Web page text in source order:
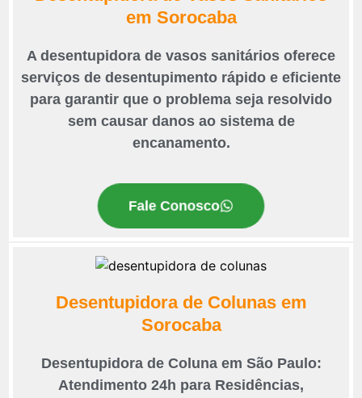
em Sorocaba
A desentupidora de vasos sanitários oferece
serviços de desentupimento rápido e eficiente
para garantir que o problema seja resolvido
sem causar danos ao sistema de
encanamento.
Fale Conosco
Desentupidora de Colunas em
Sorocaba
Desentupidora de Coluna em São Paulo:
Atendimento 24h para Residências,